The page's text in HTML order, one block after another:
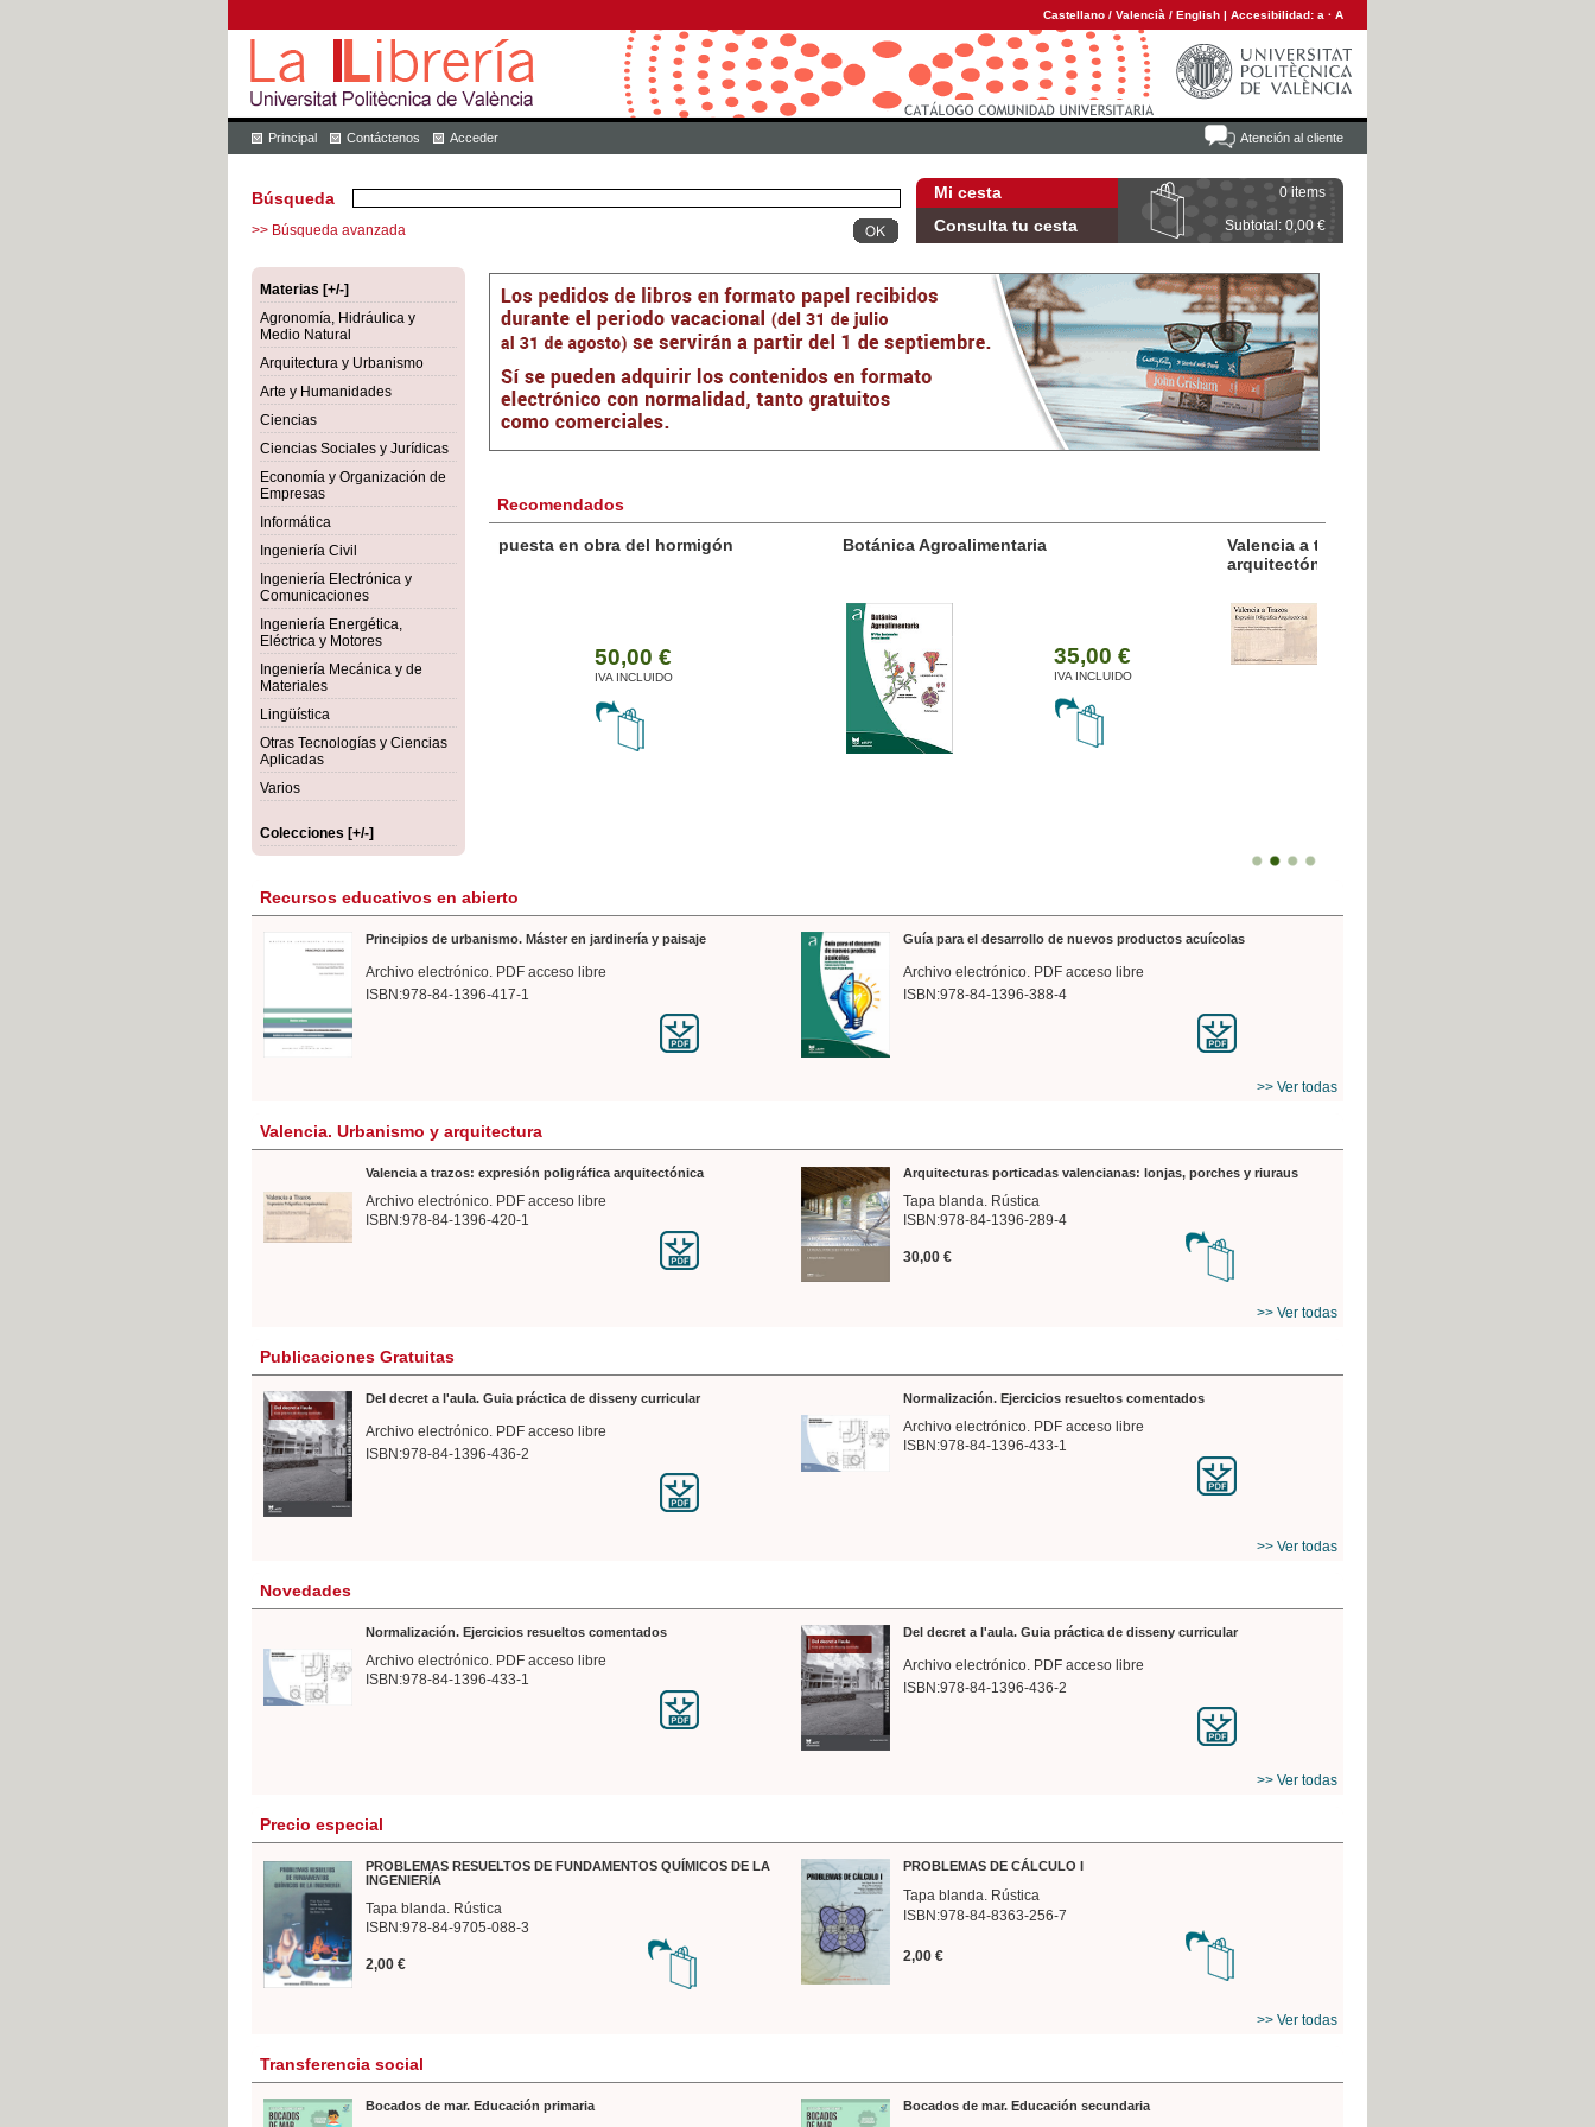
Castellano / Valencià / English | Accesibilidad: a · A
Atención al cliente
Principal Contáctenos Acceder
Mi cesta 0 items
Consulta tu cesta Subtotal: 0,00 €
Búsqueda
>> Búsqueda avanzada
Materias [+/-]
Agronomía, Hidráulica y
Medio Natural
Arquitectura y Urbanismo
Arte y Humanidades
Ciencias
Ciencias Sociales y Jurídicas
Economía y Organización de
Empresas
Informática
Ingeniería Civil
Ingeniería Electrónica y
Comunicaciones
Ingeniería Energética,
Eléctrica y Motores
Ingeniería Mecánica y de
Materiales
Lingüística
Otras Tecnologías y Ciencias
Aplicadas
Varios
Colecciones [+/-]
Recomendados
Botánica Agroalimentaria
Valencia a trazos: expresión poligráfica
Recursos educativos en abierto
Principios de urbanismo. Máster en jardinería y paisaje
Archivo electrónico. PDF acceso libre
ISBN:978-84-1396-417-1
Guía para el desarrollo de nuevos productos acuícolas
Archivo electrónico. PDF acceso libre
ISBN:978-84-1396-388-4
>> Ver todas
Valencia. Urbanismo y arquitectura
Valencia a trazos: expresión poligráfica arquitectónica
Archivo electrónico. PDF acceso libre
ISBN:978-84-1396-420-1
Arquitecturas porticadas valencianas: lonjas, porches y riuraus
Tapa blanda. Rústica
ISBN:978-84-1396-289-4
30,00 €
>> Ver todas
Publicaciones Gratuitas
Del decret a l'aula. Guia práctica de disseny curricular
Archivo electrónico. PDF acceso libre
ISBN:978-84-1396-436-2
Normalización. Ejercicios resueltos comentados
Archivo electrónico. PDF acceso libre
ISBN:978-84-1396-433-1
>> Ver todas
Novedades
Normalización. Ejercicios resueltos comentados
Archivo electrónico. PDF acceso libre
ISBN:978-84-1396-433-1
Del decret a l'aula. Guia práctica de disseny curricular
Archivo electrónico. PDF acceso libre
ISBN:978-84-1396-436-2
>> Ver todas
Precio especial
PROBLEMAS RESUELTOS DE FUNDAMENTOS QUÍMICOS DE LA
INGENIERÍA
Tapa blanda. Rústica
ISBN:978-84-9705-088-3
2,00 €
PROBLEMAS DE CÁLCULO I
Tapa blanda. Rústica
ISBN:978-84-8363-256-7
2,00 €
>> Ver todas
Transferencia social
Bocados de mar. Educación primaria Bocados de mar. Educación secundaria